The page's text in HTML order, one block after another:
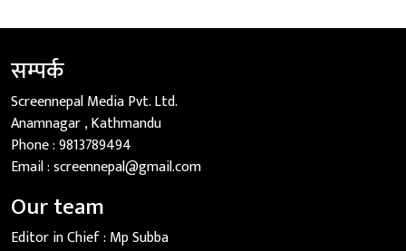
सम्पर्क
Screennepal Media Pvt. Ltd.
Anamnagar , Kathmandu
Phone :9813789494
Email :screennepal@gmail.com
Our team
Editor in Chief : Mp Subba